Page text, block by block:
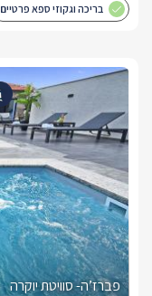
בריכה וגקוזי ספא פרטיים
פברז’ה- סוויטת יוקרה